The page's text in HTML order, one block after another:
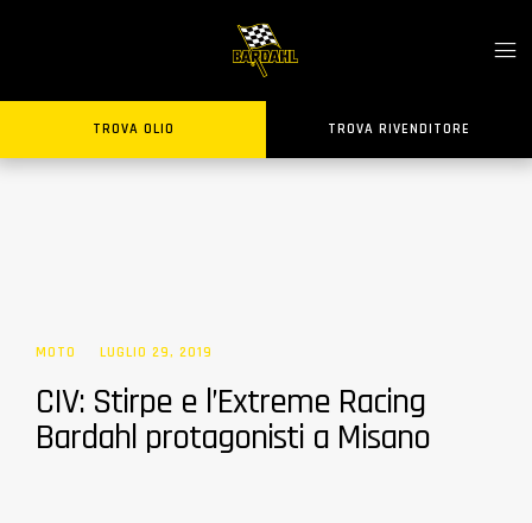
TROVA OLIO TROVA RIVENDITORE
MOTO LUGLIO 29, 2019
CIV: Stirpe e l’Extreme Racing
Bardahl protagonisti a Misano